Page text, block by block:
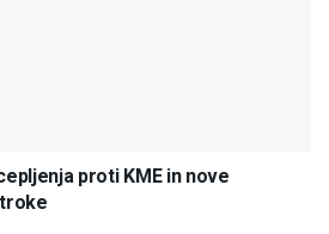
proti KME in nove